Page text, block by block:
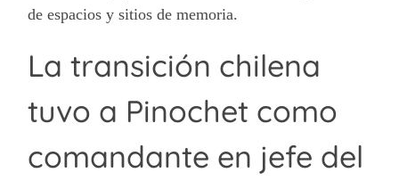
de espacios y sitios de memoria.
La transición chilena
tuvo a Pinochet como
comandante en jefe del